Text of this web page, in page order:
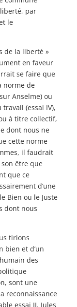
par
le
de la liberté »
en faveur
se faire que
norme de
Anselme) ou
(essai IV),
à titre collectif,
dont nous ne
cette norme
il faudrait
être que
que ce
d’une
Bien ou le Juste
dont nous
tirions
bien et d’un
des
sont une
reconnaissance
essai II, Jules